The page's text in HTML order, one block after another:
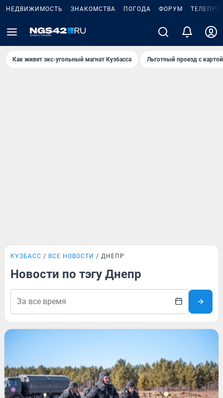
НЕДВИЖИМОСТЬ ЗНАКОМСТВА ПОГОДА ФОРУМ
Как живет экс-угольный магнат Кузбасса Льготный проезд с
КУЗБАСС ВСЕ НОВОСТИ ДНЕПР
Новости по тэгу Днепр